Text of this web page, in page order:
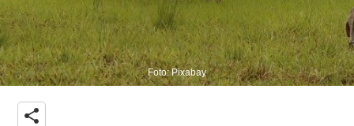
Foto: Pixabay
share